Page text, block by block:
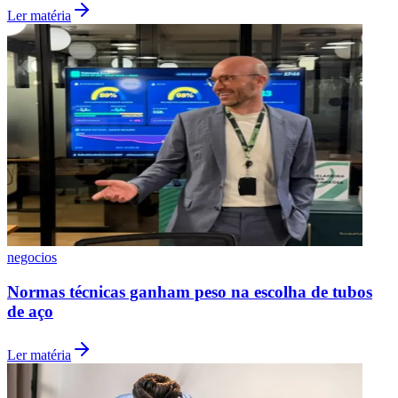
Vasco
Ler matéria
negocios
Normas técnicas ganham peso na escolha de tubos
de aço
Ler matéria